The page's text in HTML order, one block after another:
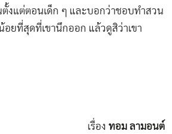
ตั้งแต่ตอนเด็ก ๆ และบอกว่าชอบทำสวน
อยที่สุดที่เขานึกออก แล้วดูสิว่าเขา
เรื่อง ทอม ลามอนต์